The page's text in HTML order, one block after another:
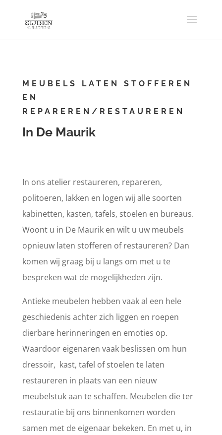
MEUBELS LATEN STOFFEREN
EN
REPAREREN/RESTAUREREN
In De Maurik
In ons atelier restaureren, repareren,
politoeren, lakken en logen wij alle soorten
kabinetten, kasten, tafels, stoelen en bureaus.
Woont u in De Maurik en wilt u uw meubels
opnieuw laten stofferen of restaureren? Dan
komen wij graag bij u langs om met u te
bespreken wat de mogelijkheden zijn.
Antieke meubelen hebben vaak al een hele
geschiedenis achter zich liggen en roepen
dierbare herinneringen en emoties op.
Waardoor eigenaren vaak beslissen om hun
dressoir, kast, tafel of stoelen te laten
restaureren in plaats van een nieuw
meubelstuk aan te schaffen. Meubelen die ter
restauratie bij ons binnenkomen worden
samen met de eigenaar bekeken. En met u, in